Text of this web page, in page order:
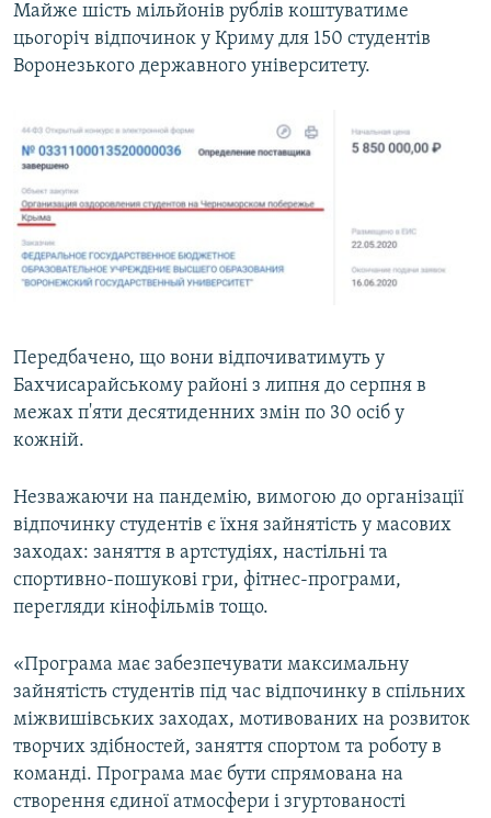
Майже шість мільйонів рублів коштуватиме
цьогоріч відпочинок у Криму для 150 студентів
Воронезького державного університету.​
Передбачено, що вони відпочиватимуть у
Бахчисарайському районі з липня до серпня в
межах п'яти десятиденних змін по 30 осіб у
кожній.
Незважаючи на пандемію, вимогою до організації
відпочинку студентів є їхня зайнятість у масових
заходах: заняття в артстудіях, настільні та
спортивно-пошукові гри, фітнес-програми,
перегляди кінофільмів тощо.
«Програма має забезпечувати максимальну
зайнятість студентів під час відпочинку в спільних
міжвишівських заходах, мотивованих на розвиток
творчих здібностей, заняття спортом та роботу в
команді. Програма має бути спрямована на
створення єдиної атмосфери і згуртованості